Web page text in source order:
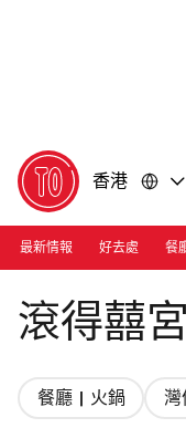
香港
最新情報 好去處 餐
Photograph:
滾得囍
餐廳 | 火鍋 灣